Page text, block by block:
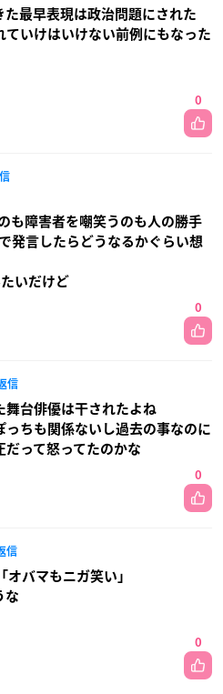
た最早表現は政治問題にされた
ていけはいけない前例にもなった
0
も障害者を嘲笑うのも人の勝手
発言したらどうなるかぐらい想
いだけど
0
信
舞台俳優は干されたよね
っちも関係ないし過去の事なのに
だって怒ってたのかな
0
信
バマもニガ笑い」
な
0